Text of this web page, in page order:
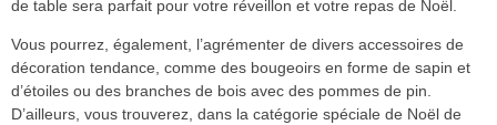
de table sera parfait pour votre réveillon et votre repas de Noël.
Vous pourrez, également, l’agrémenter de divers accessoires de
décoration tendance, comme des bougeoirs en forme de sapin et
d’étoiles ou des branches de bois avec des pommes de pin.
D’ailleurs, vous trouverez, dans la catégorie spéciale de Noël de